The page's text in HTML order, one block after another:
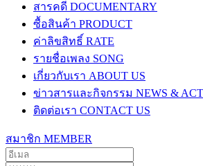
สารคดี DOCUMENTARY
ซื้อสินค้า PRODUCT
ค่าลิขสิทธิ์ RATE
รายชื่อเพลง SONG
เกี่ยวกับเรา ABOUT US
ข่าวสารและกิจกรรม NEWS &
ติดต่อเรา CONTACT US
สมาชิก MEMBER